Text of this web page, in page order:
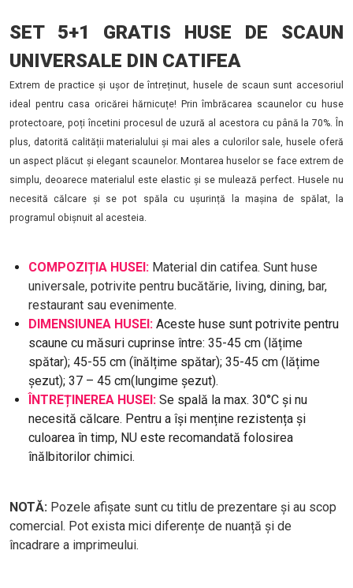
SET 5+1 GRATIS HUSE DE SCAUN
UNIVERSALE DIN CATIFEA
Extrem de practice și ușor de întreținut, husele de scaun sunt accesoriul
ideal pentru casa oricărei hărnicuțe! Prin îmbrăcarea scaunelor cu huse
protectoare, poți încetini procesul de uzură al acestora cu până la 70%. În
plus, datorită calității materialului și mai ales a culorilor sale, husele oferă
un aspect plăcut și elegant scaunelor. Montarea huselor se face extrem de
simplu, deoarece materialul este elastic și se mulează perfect. Husele nu
necesită călcare și se pot spăla cu ușurință la mașina de spălat, la
programul obișnuit al acesteia.
COMPOZIȚIA HUSEI: Material din catifea. Sunt huse
universale, potrivite pentru bucătărie, living, dining, bar,
restaurant sau evenimente.
DIMENSIUNEA HUSEI: Aceste huse sunt potrivite pentru
scaune cu măsuri cuprinse între: 35-45 cm (lățime
spătar); 45-55 cm (înălțime spătar); 35-45 cm (lățime
șezut); 37 – 45 cm(lungime șezut).
ÎNTREȚINEREA HUSEI: Se spală la max. 30°C și nu
necesită călcare. Pentru a își menține rezistența și
culoarea în timp, NU este recomandată folosirea
înălbitorilor chimici.
NOTĂ: Pozele afișate sunt cu titlu de prezentare și au scop
comercial. Pot exista mici diferențe de nuanță și de
încadrare a imprimeului.